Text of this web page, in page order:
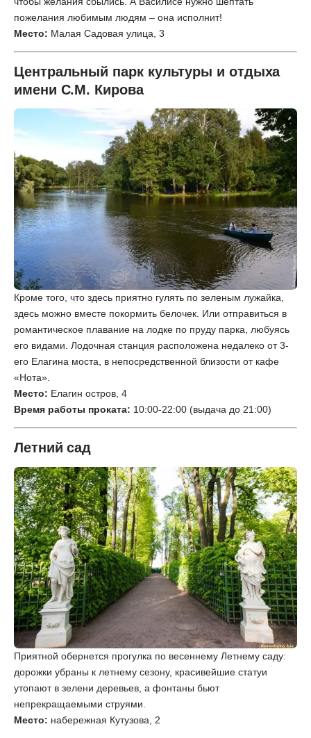
пожелания любимым людям – она исполнит!
Место: Малая Садовая улица, 3
Центральный парк культуры и отдыха
имени С.М. Кирова
Кроме того, что здесь приятно гулять по зеленым лужайка,
здесь можно вместе покормить белочек. Или отправиться в
романтическое плавание на лодке по пруду парка, любуясь
его видами. Лодочная станция расположена недалеко от 3-
его Елагина моста, в непосредственной близости от кафе
«Нота».
Место: Елагин остров, 4
Время работы проката: 10:00-22:00 (выдача до 21:00)
Летний сад
Приятной обернется прогулка по весеннему Летнему саду:
дорожки убраны к летнему сезону, красивейшие статуи
утопают в зелени деревьев, а фонтаны бьют
непрекращаемыми струями.
Место: набережная Кутузова, 2